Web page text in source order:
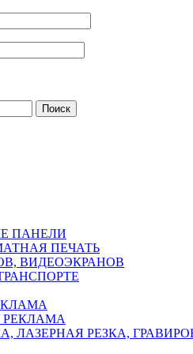
ПАНЕЛИ
ПЕЧАТЬ
ВИДЕОЭКРАНОВ
РЕКЛАМА
ЛАЗЕРНАЯ РЕЗКА,